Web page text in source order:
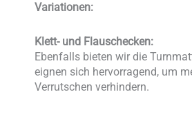
Variationen:
Klett- und Flauschecken:
Ebenfalls bieten wir die
eignen sich hervorragend, um
Verrutschen verhindern.